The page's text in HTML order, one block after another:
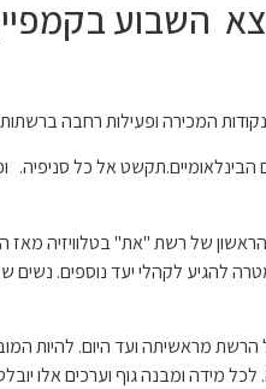
המכירה ופעילות רחבה
של רשת "את" בטלוויזיה מאז
רחב במטרה להגיע לקהלי יעד
מראשיתה ועד היום. להיות
מידה ומבנה גוף וערכים אלו